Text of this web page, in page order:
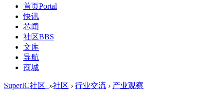
首页Portal
快讯
芯闻
社区BBS
文库
导航
商城
SuperIC社区_ »社区 › 行业交流 › 产业观察